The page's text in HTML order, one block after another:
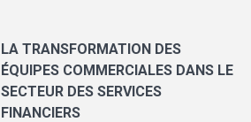
LA TRANSFORMATION DES
ÉQUIPES COMMERCIALES DANS LE
SECTEUR DES SERVICES
FINANCIERS